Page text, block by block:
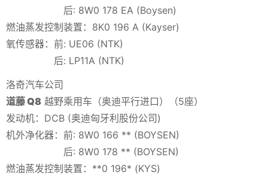
后: 8W0 178 EA (Boysen)
燃油蒸发控制装置：8K0 196 A (Kayser)
氧传感器：前: UE06 (NTK)
后: LP11A (NTK)
洛奇汽车公司
道藤 Q8 越野乘用车（奥迪平行进口）（5座）
发动机：DCB (奥迪匈牙利股份公司)
机外净化器：前: 8W0 166 ** (BOYSEN)
后: 8W0 178 ** (BOYSEN)
燃油蒸发控制装置：**0 196* (KYS)